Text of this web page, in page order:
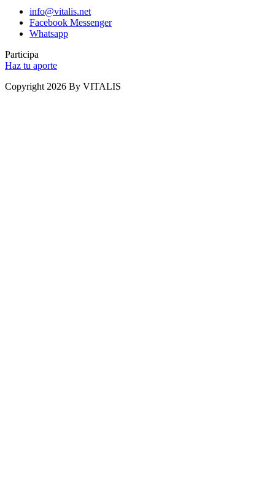
info@vitalis.net
Facebook Messenger
Whatsapp
Participa
Haz tu aporte
Copyright 2026 By VITALIS